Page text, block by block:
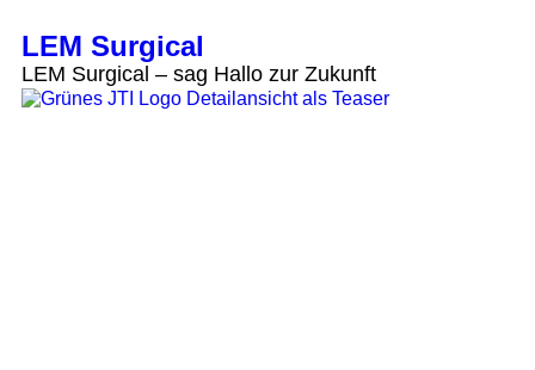
LEM Surgical
LEM Surgical – sag Hallo zur Zukunft